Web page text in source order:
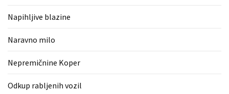
Napihljive blazine
Naravno milo
Nepremičnine Koper
Odkup rabljenih vozil